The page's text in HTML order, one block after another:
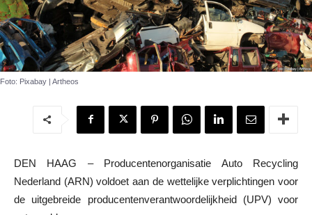
Foto: Pixabay | Artheos
DEN HAAG – Producentenorganisatie Auto Recycling
Nederland (ARN) voldoet aan de wettelijke verplichtingen voor
de uitgebreide producentenverantwoordelijkheid (UPV) voor